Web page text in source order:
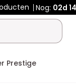
Nog: 02d
Prestige